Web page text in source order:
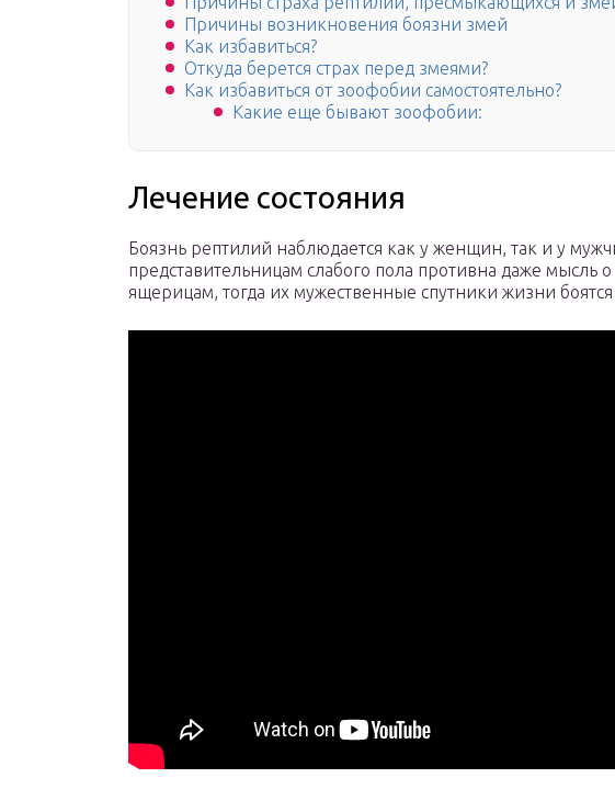
Причины возникновения боязни змей
Как избавиться?
Откуда берется страх перед змеями?
Как избавиться от зоофобии самостоятельно?
Какие еще бывают зоофобии:
Лечение состояния
Боязнь рептилий наблюдается как у женщин, так и у
представительницам слабого пола противна даже мысль
ящерицам, тогда их мужественные спутники жизни